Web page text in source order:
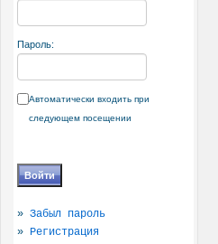
Пароль:
Автоматически входить при
следующем посещении
» Забыл пароль
» Регистрация